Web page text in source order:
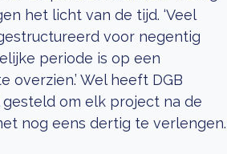
het licht van de tijd. ‘Veel
voor negentig
periode is op een
overzien.’ Wel heeft DGB
om elk project na de
nog eens dertig te verlengen.